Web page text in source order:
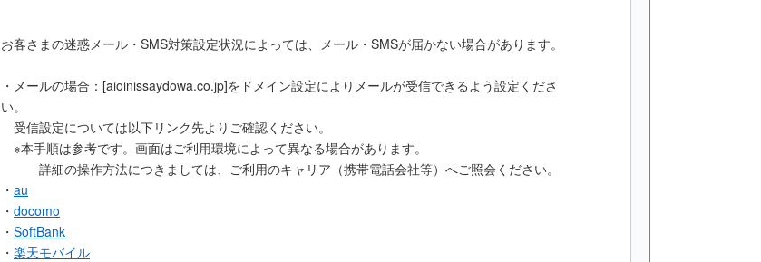
お客さまの迷惑メール・SMS対策設定状況によっては、メール・SMSが届かない場合があります。
・メールの場合：[aioinissaydowa.co.jp]をドメイン設定によりメールが受信できるよう設定くださ
い。
受信設定については以下リンク先よりご確認ください。
※本手順は参考です。画面はご利用環境によって異なる場合があります。
詳細の操作方法につきましては、ご利用のキャリア（携帯電話会社等）へご照会ください。
・ au
・ docomo
・ SoftBank
・ 楽天モバイル